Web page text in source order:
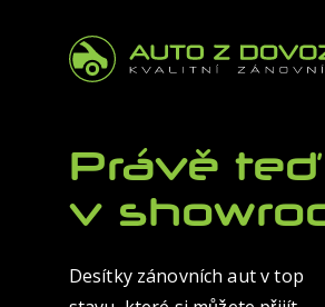
Právě
v
Desítky zánovních aut v top